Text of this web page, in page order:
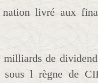
livré aux
milliards de
sous l règne de